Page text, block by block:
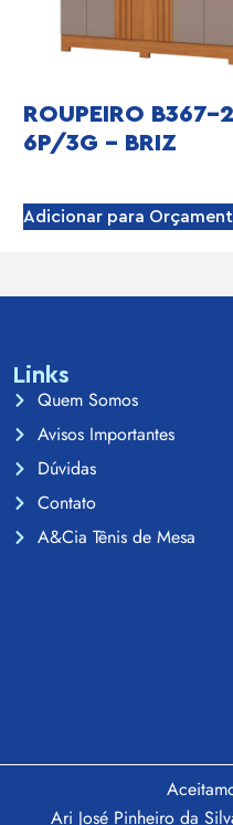
ROUPEIRO B367-
6P/3G – BRIZ
Adicionar para
Links
Quem Somos
Avisos Importantes
Dúvidas
Contato
A&Cia Tênis de Mesa
Ari José Pinheiro da